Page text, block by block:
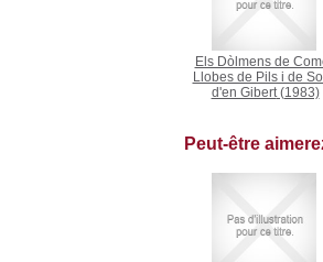
Els Dòlmens de
Llobes de Pils i de
d'en Gibert(1983)
Peut-être